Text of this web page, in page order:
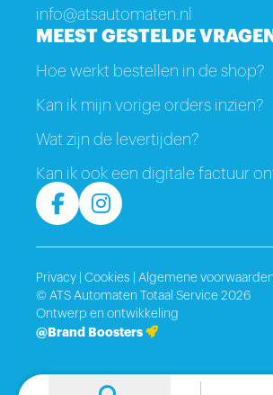
info@atsautomaten.nl
MEEST GESTELDE VRAGEN
Hoe werkt bestellen in de shop?
Kan ik mijn vorige orders inzien?
Wat zijn de levertijden?
Kan ik ook een digitale factuur
Ontwerp en ontwikkeling
@Brand Boosters
© ATS Automaten Totaal Service 2026
Privacy Cookies Algemene voorwaarden